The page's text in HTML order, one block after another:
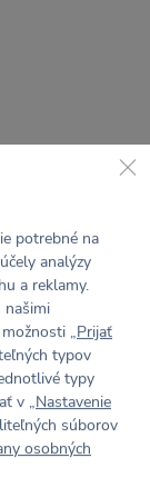
potrebné na
analýzy
a reklamy.
našimi
„Prijať
typov
typy
v „Nastavenie
súborov
osobných